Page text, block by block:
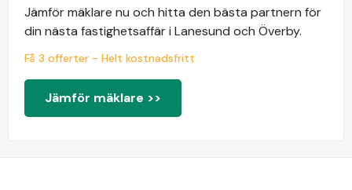
Jämför mäklare nu och hitta den bästa partnern för
din nästa fastighetsaffär i Lanesund och Överby.
Få 3 offerter - Helt kostnadsfritt
Jämför mäklare >>